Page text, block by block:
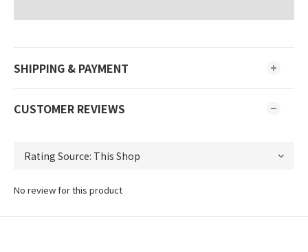
SHIPPING & PAYMENT
CUSTOMER REVIEWS
No review for this product